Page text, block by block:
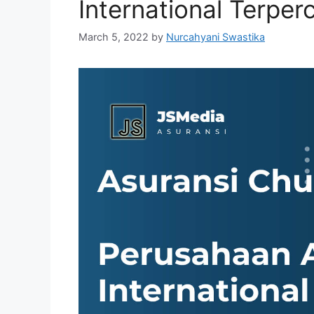
International
March 5, 2022 by Nurcahyani Swastika